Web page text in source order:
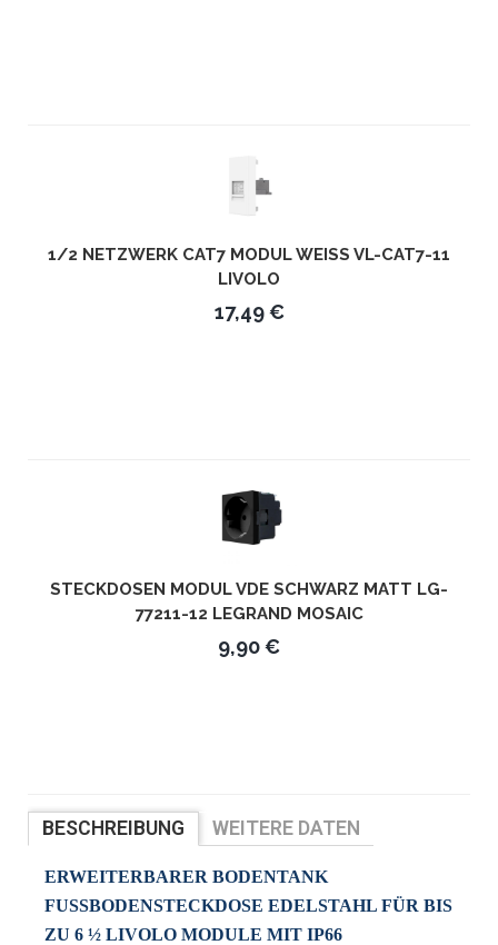
1/2 NETZWERK CAT7 MODUL WEISS VL-CAT7-11 L
IVOLO
17,49 €
STECKDOSEN MODUL VDE SCHWARZ MATT LG-
77211-12 LEGRAND MOSAIC
9,90 €
BESCHREIBUNG
WEITERE DATEN
ERWEITERBARER BODENTANK
FUSSBODENSTECKDOSE EDELSTAHL FÜR BIS Z
U 6 ½ LIVOLO MODULE MIT IP66 Z